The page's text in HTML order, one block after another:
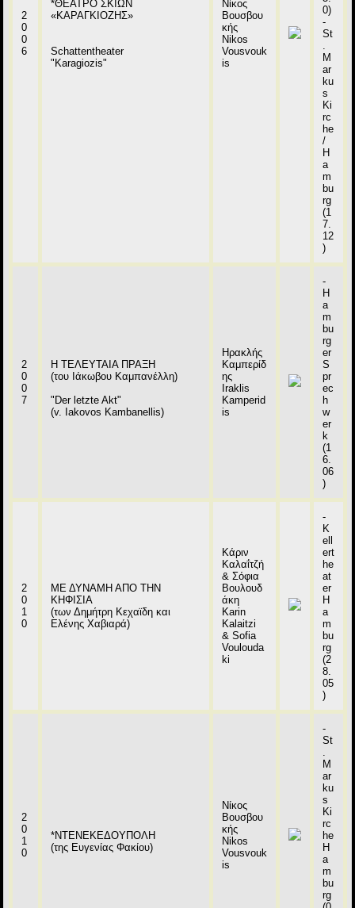
2
0
0
6
*ΘΕΑΤΡΟ ΣΚΙΩΝ
«ΚΑΡΑΓΚΙΟΖΗΣ»
Schattentheater
"Karagiozis"
Νίκος
Βουσβου
κής
Nikos
Vousvouk
is
0)
-
St
.
M
ar
ku
s
Ki
rc
he
/
H
a
m
bu
rg
(1
7.
12
)
2
0
0
7
Η ΤΕΛΕΥΤΑΙΑ ΠΡΑΞΗ
(του Ιάκωβου Καμπανέλλη)
"Der letzte Akt"
(v. Iakovos Kambanellis)
Ηρακλής
Καμπερίδ
ης
Iraklis
Kamperid
is
-
H
a
m
bu
rg
er
S
pr
ec
h
w
er
k
(1
6.
06
)
2
0
1
0
ΜΕ ΔΥΝΑΜΗ ΑΠΟ ΤΗΝ
ΚΗΦΙΣΙΑ
(των Δημήτρη Κεχαϊδη και
Ελένης Χαβιαρά)
Κάριν
Καλαΐτζή
& Σόφια
Βουλουδ
άκη
Karin
Kalaitzi
& Sofia
Voulouda
ki
-
K
ell
ert
he
at
er
H
a
m
bu
rg
(2
8.
05
)
2
0
1
0
*ΝΤΕΝΕΚΕΔΟΥΠΟΛΗ
(της Ευγενίας Φακίου)
Νίκος
Βουσβου
κής
Nikos
Vousvouk
is
-
St
.
M
ar
ku
s
Ki
rc
he
H
a
m
bu
rg